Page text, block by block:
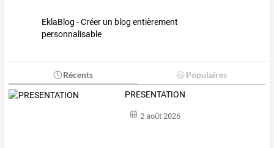
EklaBlog - Créer un blog entièrement
personnalisable
Récents Populaires
PRESENTATION
2 août 2026